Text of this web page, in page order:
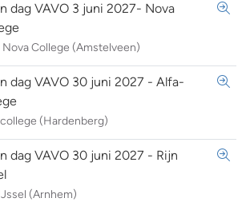
dag VAVO 3 juni 2027- Nova
Nova College (Amstelveen)
dag VAVO 30 juni 2027 - Alfa-
(Hardenberg)
dag VAVO 30 juni 2027 - Rijn
(Arnhem)